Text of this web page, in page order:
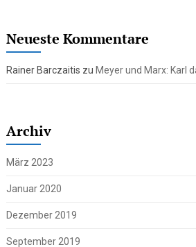
Neueste Kommentare
Rainer Barczaitis zu Meyer und Marx: Karl
Archiv
März 2023
Januar 2020
Dezember 2019
September 2019